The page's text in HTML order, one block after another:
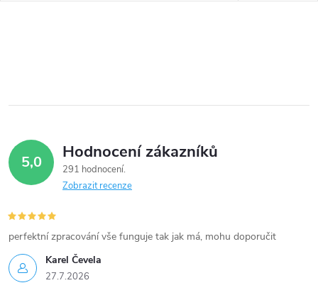
5,0 Hodnocení zákazníků
291 hodnocení
Zobrazit recenze
Karel Čevela
27.7.2026
perfektní zpracování vše funguje tak jak má, mohu doporučit